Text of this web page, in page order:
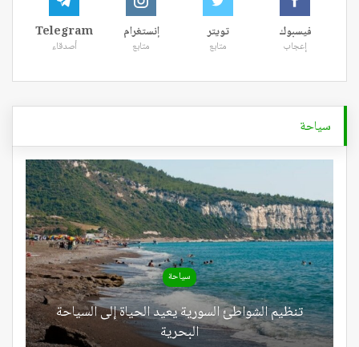
فيسبوك
إعجاب
تويتر
متابع
إنستغرام
متابع
Telegram
أصدقاء
سياحة
سياحة
تنظيم الشواطئ السورية يعيد الحياة إلى السياحة
البحرية